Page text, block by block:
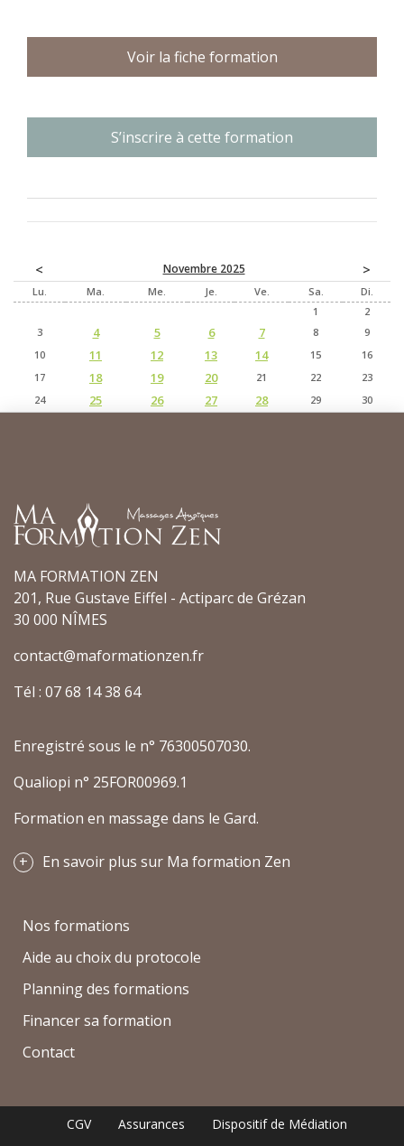
Voir la fiche formation
< Novembre 2025 >
Lu Ma Me Je Ve Sa
Di
1
2
3
4 5 6 7 8
9
10
11 12 13 14 15
16
17
18 19 20 21 22
23
24
25 26 27 28 29 30
MA FORMATION ZEN
201, Rue Gustave Eiffel - Actiparc de Grézan
30 000 NÎMES
contact@maformationzen.fr
Tél : 07 68 14 38 64
Enregistré sous le n° 76300507030.
Qualiopi n° 25FOR00969.1
Formation en massage dans le Gard.
En savoir plus sur Ma formation Zen
Nos formations
Aide au choix du protocole
Planning des formations
Financer sa formation
Contact
CGV Assurances Dispositif de Médiation